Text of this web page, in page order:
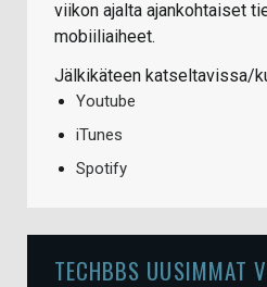
viikon ajalta ajankohtaiset
mobiiliaiheet.
Jälkikäteen katseltavissa/
Youtube
iTunes
Spotify
TECHBBS UUSIMMAT